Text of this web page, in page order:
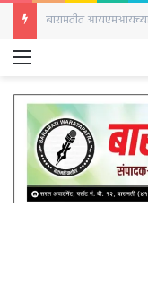
बारामतीत
Menu